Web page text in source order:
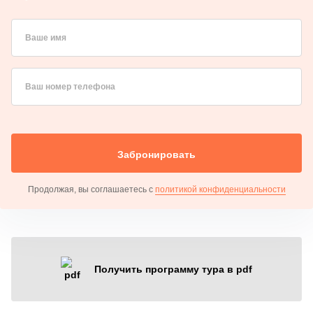
Ваше имя
Ваш номер телефона
Забронировать
Продолжая, вы соглашаетесь с политикой конфиденциальности
Получить программу тура в pdf